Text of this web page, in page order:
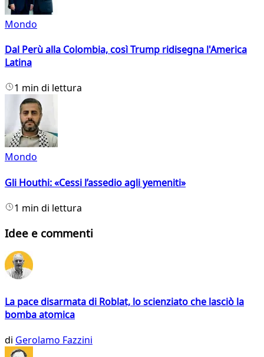
Mondo
Dal Perù alla Colombia, così Trump ridisegna l'America
Latina
1 min di lettura
Mondo
Gli Houthi: «Cessi l’assedio agli yemeniti»
1 min di lettura
Idee e commenti
La pace disarmata di Roblat, lo scienziato che lasciò la
bomba atomica
di Gerolamo Fazzini